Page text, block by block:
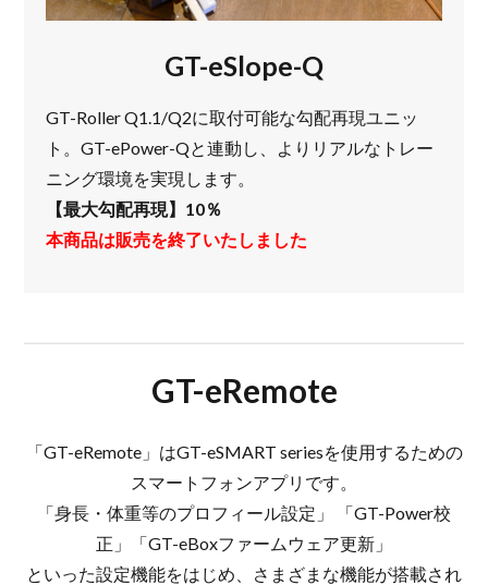
GT-eSlope-Q
GT-Roller Q1.1/Q2に取付可能な勾配再現ユニッ
ト。GT-ePower-Qと連動し、よりリアルなトレー
ニング環境を実現します。
【最大勾配再現】10％
本商品は販売を終了いたしました
GT-eRemote
「GT-eRemote」はGT-eSMART seriesを使用するための
スマートフォンアプリです。
「身長・体重等のプロフィール設定」 「GT-Power校
正」「GT-eBoxファームウェア更新」
といった設定機能をはじめ、さまざまな機能が搭載され